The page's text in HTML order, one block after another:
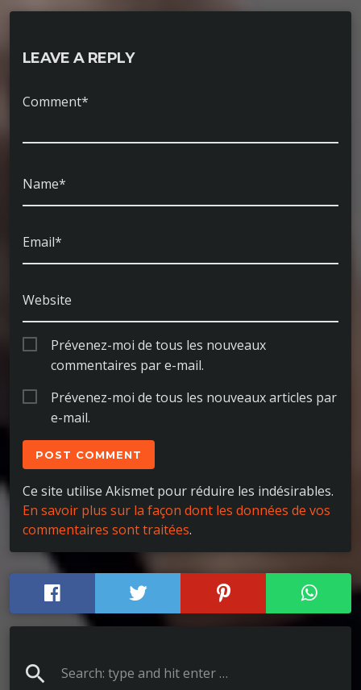
LEAVE A REPLY
Comment*
Name*
Email*
Website
Prévenez-moi de tous les nouveaux
commentaires par e-mail.
Prévenez-moi de tous les nouveaux articles par
e-mail.
Ce site utilise Akismet pour réduire les indésirables.
En savoir plus sur la façon dont les données de vos
commentaires sont traitées.
search